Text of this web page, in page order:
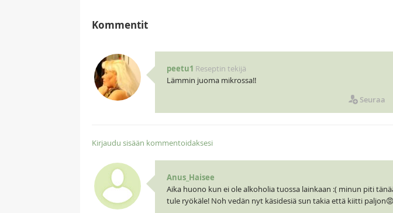
Kommentit
peetu1 Reseptin tekijä
Lämmin juoma mikrossa!!
Seuraa
Kirjaudu sisään kommentoidaksesi
Anus_Haisee
Aika huono kun ei ole alkoholia tuossa lainkaan :( minun piti
tule ryökäle! Noh vedän nyt käsidesiä sun takia että kiitti